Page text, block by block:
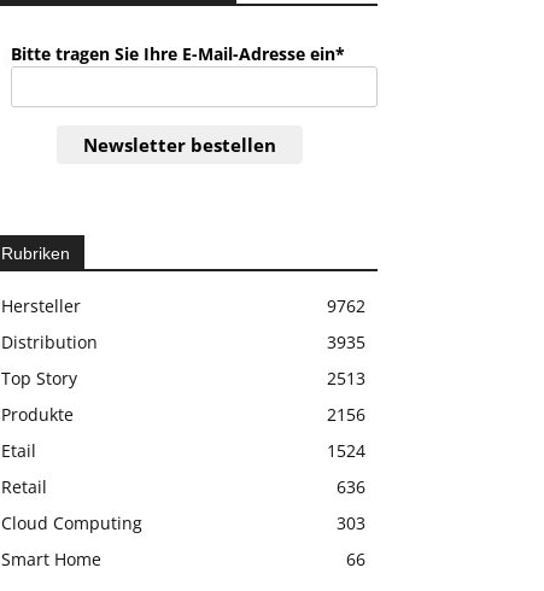
Bitte tragen Sie Ihre E-Mail-Adresse ein*
Newsletter bestellen
Rubriken
Hersteller
9762
Distribution
3935
Top Story
2513
Produkte
2156
Etail
1524
Retail
636
Cloud Computing
303
Smart Home
66